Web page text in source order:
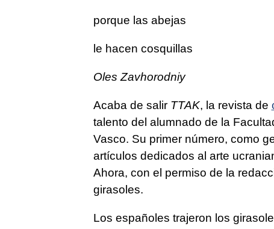
porque las abejas
le hacen cosquillas
Oles Zavhorodniy
Acaba de salir TTAK, la revista de
talento del alumnado de la
Vasco. Su primer número, como
artículos dedicados al arte
Ahora, con el permiso de la
girasoles.
Los españoles trajeron los